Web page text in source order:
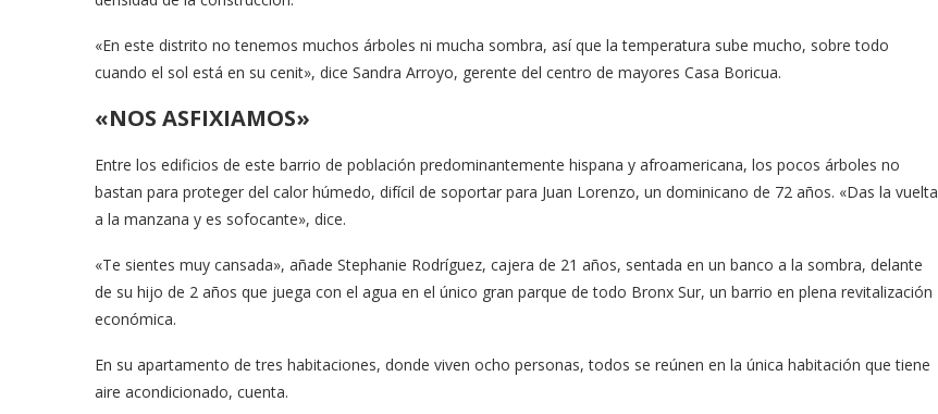
«En este distrito no tenemos muchos árboles ni mucha sombra, así que la temperatura sube mucho, sobre todo
cuando el sol está en su cenit», dice Sandra Arroyo, gerente del centro de mayores Casa Boricua.
«NOS ASFIXIAMOS»
Entre los edificios de este barrio de población predominantemente hispana y afroamericana, los pocos árboles no
bastan para proteger del calor húmedo, difícil de soportar para Juan Lorenzo, un dominicano de 72 años. «Das la vuelta
a la manzana y es sofocante», dice.
«Te sientes muy cansada», añade Stephanie Rodríguez, cajera de 21 años, sentada en un banco a la sombra, delante
de su hijo de 2 años que juega con el agua en el único gran parque de todo Bronx Sur, un barrio en plena revitalización
económica.
En su apartamento de tres habitaciones, donde viven ocho personas, todos se reúnen en la única habitación que tiene
aire acondicionado, cuenta.